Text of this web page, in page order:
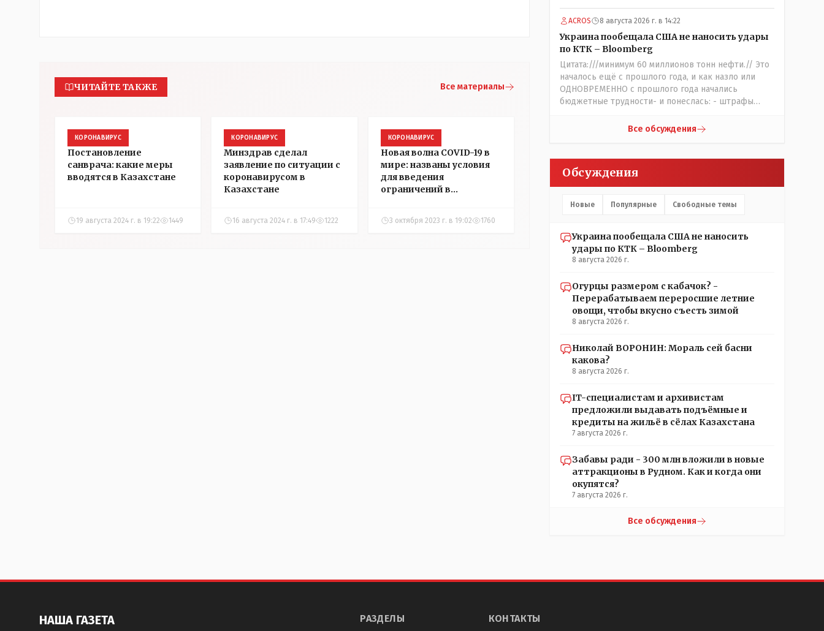
ЧИТАЙТЕ ТАКЖЕ Все материалы
КОРОНАВИРУС
Постановление
санврача: какие меры
вводятся в Казахстане
19 августа 2024 г. в 19:22 1449
КОРОНАВИРУС
Минздрав сделал
заявление по ситуации с
коронавирусом в
Казахстане
16 августа 2024 г. в 17:49 1222
КОРОНАВИРУС
Новая волна COVID-19 в
мире: названы условия
для введения
ограничений в
3 октября 2023 г. в 19:02 1760
что кондиционеры заменили после происшествия,
и уже после этого пустили журналистов
посмотреть, типа у нас всё хорошо, смотрите,
мальчик просто больной был.А журналисту что
надо было тайком ночью в окно лезть чтобы
посмотреть как там что? Журналист зафиксировал
ФАКТ на момент его доступа на объект Какие
претензии могут быть к журналисту? Все вопросы
начали поносить журналиста
Розинова целый холдингКак неизвестно: - в
Жаильме сеял ПОЛТОРЫ тысяча гектар , разбогател
и отжал у Василия самый крупный агрохолдинг в
мире, занесенный в Книгу рекордов Гиннеса.
ACROS 8 августа 2026 г. в 14:22
Украина пообещала США не наносить удары
по КТК – Bloomberg
Цитата:///минимум 60 миллионов тонн нефти.// Это
началось ещё с прошлого года, и как назло или
ОДНОВРЕМЕННО с прошлого года начались
бюджетные трудности- и понеслась: - штрафы
порог подняли и всё ради пополнения гос.казны -
Все обсуждения
Обсуждения
Новые Популярные Свободные темы
Украина пообещала США не наносить
удары по КТК – Bloomberg
8 августа 2026 г.
Огурцы размером с кабачок? -
Перерабатываем переросшие летние
овощи, чтобы вкусно съесть зимой
8 августа 2026 г.
Николай ВОРОНИН: Мораль сей басни
какова?
8 августа 2026 г.
IT-специалистам и архивистам
предложили выдавать подъёмные и
кредиты на жильё в сёлах Казахстана
7 августа 2026 г.
Забавы ради - 300 млн вложили в новые
аттракционы в Рудном. Как и когда они
окупятся?
7 августа 2026 г.
Все обсуждения
НАША ГАЗЕТА РАЗДЕЛЫ КОНТАКТЫ